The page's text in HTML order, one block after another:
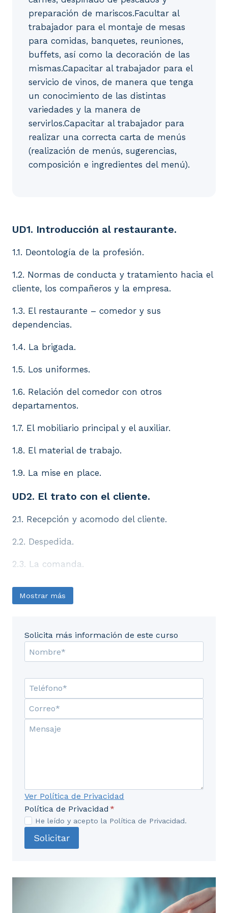
preparación de mariscos.Facultar al
trabajador para el montaje de mesas
para comidas, banquetes, reuniones,
buffets, así como la decoración de las
mismas.Capacitar al trabajador para el
servicio de vinos, de manera que tenga
un conocimiento de las distintas
variedades y la manera de
servirlos.Capacitar al trabajador para
realizar una correcta carta de menús
(realización de menús, sugerencias,
composición e ingredientes del menú).
UD1. Introducción al restaurante. 1.1.
UD1. Introducción al restaurante.
1.1. Deontología de la profesión.
1.2. Normas de conducta y tratamiento hacia el
cliente, los compañeros y la empresa.
1.3. El restaurante – comedor y sus
dependencias.
1.4. La brigada.
1.5. Los uniformes.
1.6. Relación del comedor con otros
departamentos.
1.7. El mobiliario principal y el auxiliar.
1.8. El material de trabajo.
1.9. La mise en place.
UD2. El trato con el cliente.
2.1. Recepción y acomodo del cliente.
2.2. Despedida.
2.3. La comanda.
UD3. Clasificación de los servicios.
3.2. Transportes de viandas.
3.3. Clasificación de los servicios.
3.4. Trinchado y despinado.
3.5. El desbarase de mesas.
3.6. Normas generales de servicio.
UD4. Los vinos: su servicio.
4.1. Introducción histórica.
4.2. Las uvas y sus componentes.
4.4. Elaboración y clasificación del vino.
Mostrar más
Solicita más información de este curso
Ver Política de Privacidad
Política de Privacidad *
He leído y acepto la Política de Privacidad.
Solicitar